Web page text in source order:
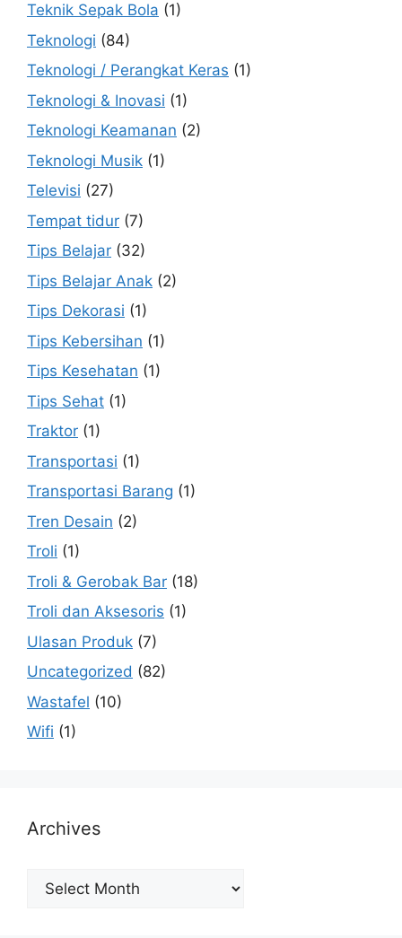
Teknik Sepak Bola (1)
Teknologi (84)
Teknologi / Perangkat Keras (1)
Teknologi & Inovasi (1)
Teknologi Keamanan (2)
Teknologi Musik (1)
Televisi (27)
Tempat tidur (7)
Tips Belajar (32)
Tips Belajar Anak (2)
Tips Dekorasi (1)
Tips Kebersihan (1)
Tips Kesehatan (1)
Tips Sehat (1)
Traktor (1)
Transportasi (1)
Transportasi Barang (1)
Tren Desain (2)
Troli (1)
Troli & Gerobak Bar (18)
Troli dan Aksesoris (1)
Ulasan Produk (7)
Uncategorized (82)
Wastafel (10)
Wifi (1)
Archives
Archives